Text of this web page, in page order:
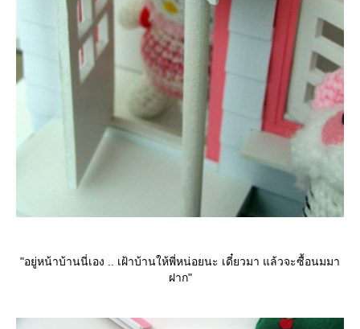
"อยู่หน้าบ้านนี่เอง .. เฝ้าบ้านให้พี่หน่อยนะ เดี๋ยวมา แล้วจะซื้อนมมา
ฝาก"